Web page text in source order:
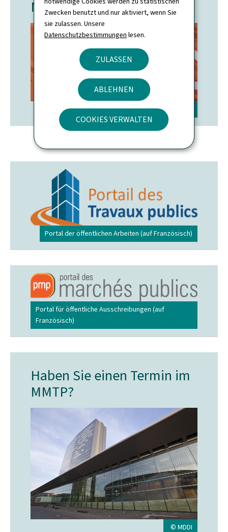
Zwecken benutzt und nur aktiviert, wenn Sie
sie zulassen. Unsere
Datenschutzbestimmungen lesen.
ZULASSEN
ABLEHNEN
COOKIES VERWALTEN
Mobilitätsumfrage
www.luxmobil2025.lu
Portal der öffentlichen Arbeiten (auf Französisch)
Portal für öffentliche Ausschreibungen (auf
Französisch)
Haben Sie einen Termin im
MMTP?
© MDDI